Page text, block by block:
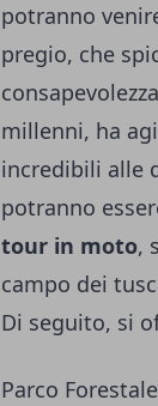
potranno
pregio, che
millenni, ha
incredibili alle
potranno
tour in moto,
campo dei
Di seguito, si
Parco